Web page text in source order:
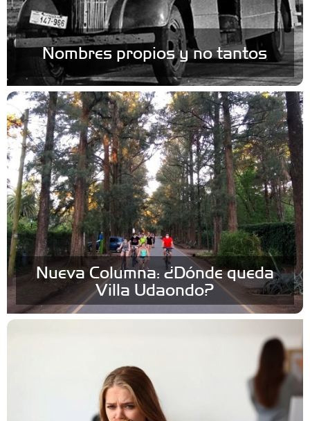
Nombres propios y no tantos
Nueva Columna: ¿Dónde queda
Villa Udaondo?